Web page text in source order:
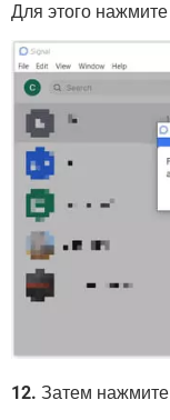
Для этого нажмите
12. Затем нажмите